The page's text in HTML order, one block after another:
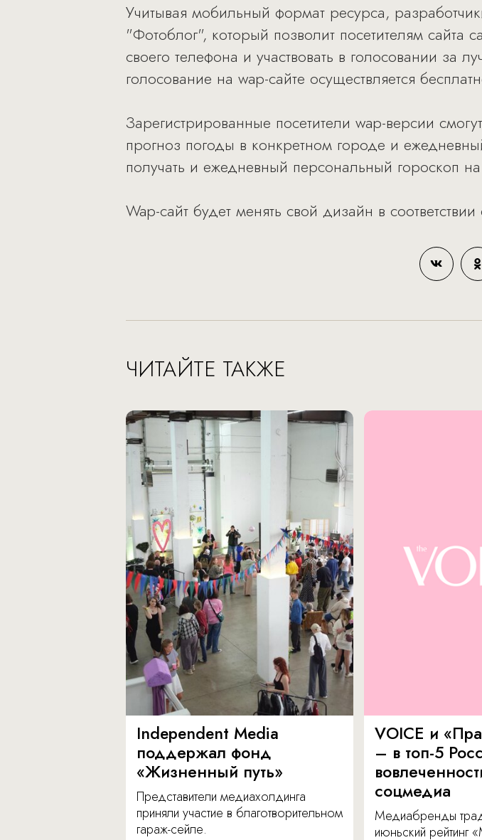
Учитывая мобильный формат ресурса,
"Фотоблог", который позволит посетителям сайта
своего телефона и участвовать в голосовании за
голосование на wap-сайте осуществляется
Зарегистрированные посетители wap-версии
прогноз погоды в конкретном городе и
получать и ежедневный персональный гороскоп
Wap-сайт будет менять свой дизайн в
ЧИТАЙТЕ ТАКЖЕ
Independent Media
поддержал фонд
«Жизненный путь»
Представители медиахолдинга
приняли участие в благотворительном
гараж-сейле.
VOICE и
– в топ-5
соцмедиа
Медиабренды
июньский рейтинг